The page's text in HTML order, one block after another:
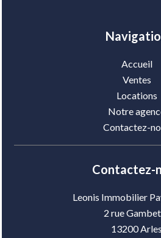
Accueil
Ventes
Locations
Notre
Contactez-
Contactez-
Leonis Immobilier
2 rue
13200Arles